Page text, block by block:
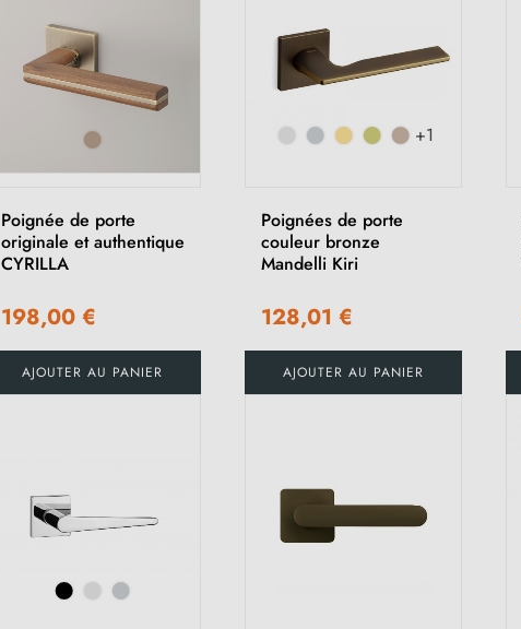
Poignée de porte
originale et authentique
CYRILLA
198,00 €
AJOUTER AU PANIER
+1
Poignées de porte
couleur bronze
Mandelli Kiri
128,01 €
AJOUTER AU PANIER